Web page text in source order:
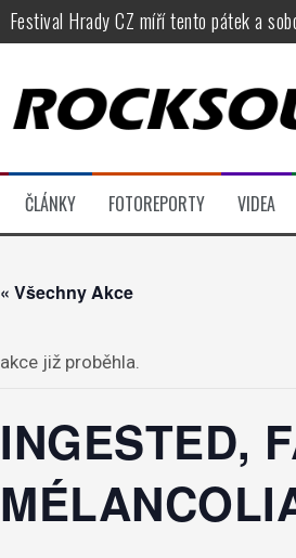
Festival Hrady CZ míří tento pátek a
Basinfirefest 2026, den čtvrtý:
Metalfest 2026, den první: festival
KarmaFest přináší do českých klubů
ČLÁNKY FOTOREPORTY VIDEA
« Všechny Akce
akce již proběhla.
INGESTED,